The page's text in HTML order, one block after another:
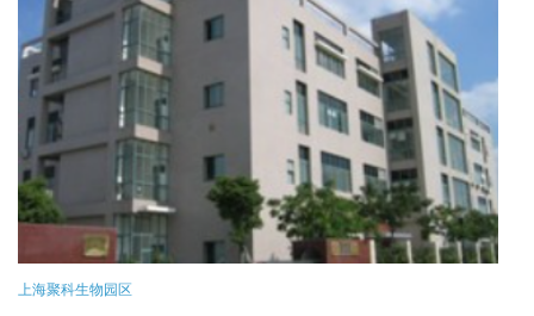
上海聚科生物园区